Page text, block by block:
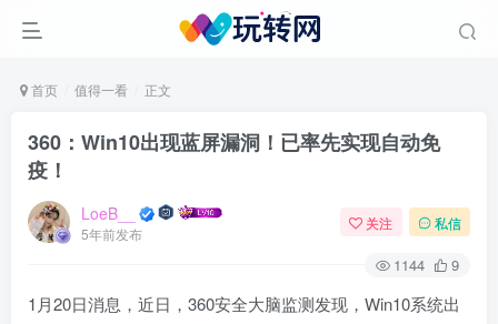
首页 值得一看 正文
360：Win10出现蓝屏漏洞！已率先实现自动免
疫！
LoeB__
5年前发布
关注 私信
1144 9
1月20日消息，近日，360安全大脑监测发现，Win10系统出